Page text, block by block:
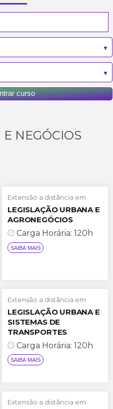
curso
NEGÓCIOS
Extensão a distância em
LEGISLAÇÃO URBANA E
AGRONEGÓCIOS
Carga Horária: 120h
Extensão a distância em
LEGISLAÇÃO URBANA E
SISTEMAS DE
TRANSPORTES
Carga Horária: 120h
Extensão a distância em